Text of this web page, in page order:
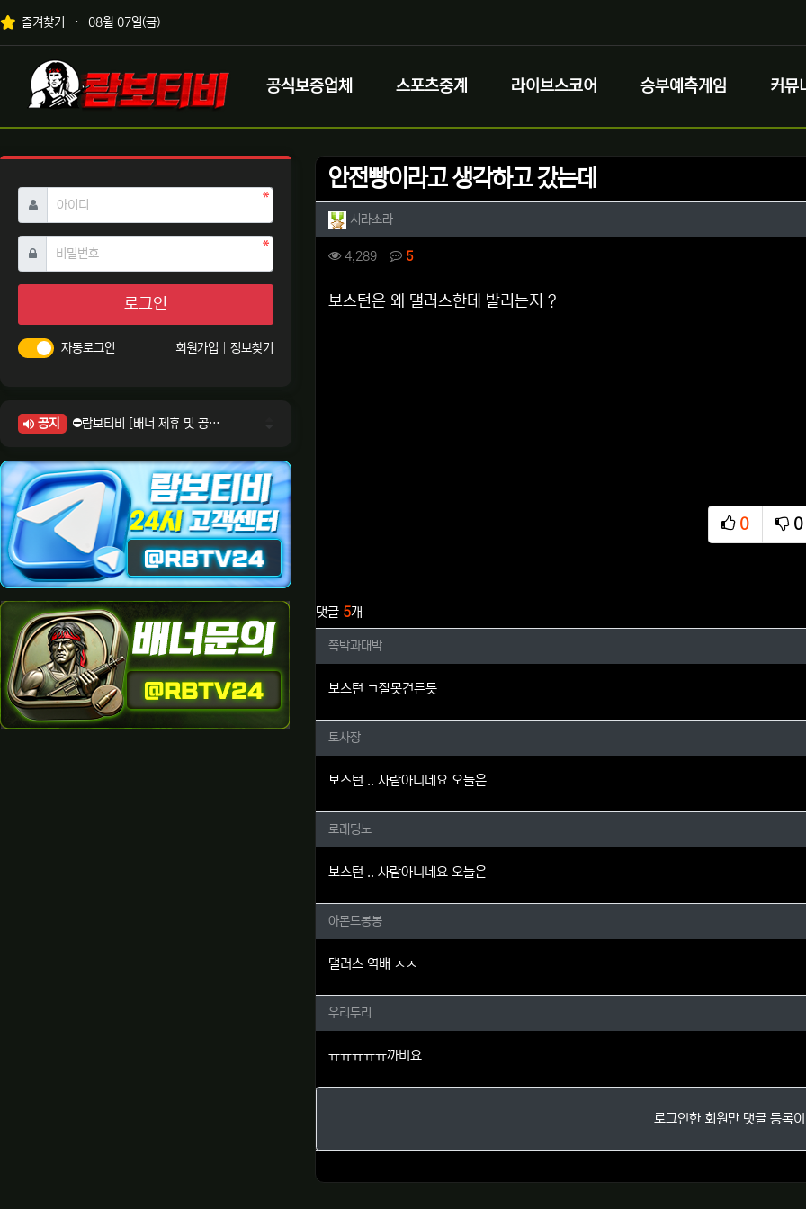
상단 네비
즐겨찾기 08월 07일(금)
메인 메뉴
로고
공식보증업체 스포츠중계 라이브스코어 승부예측게임 커뮤
안전빵이라고 생각하고 갔는데
작성자 정보
시라소라작성
컨텐츠 정보
4,289조회 5댓글
본문
보스턴은 왜 댈러스한테 발리는지 ?
0
추천
0
비
댓글 5개
쪽박과대박님의 댓글
쪽박과대박
보스턴 ㄱ잘못건든듯
토사장님의 댓글
토사장
보스턴 .. 사람아니네요 오늘은
로래딩노님의 댓글
로래딩노
보스턴 .. 사람아니네요 오늘은
아몬드봉봉님의 댓글
아몬드봉봉
댈러스 역배 ㅅㅅ
우리두리님의 댓글
우리두리
ㅠㅠㅠㅠㅠ까비요
로그인한 회원만 댓글 등록
아이디 필수
비밀번호필수
로그인
자동로그인 회원가입 정보찾기
공지
⛔람보티비 [배너 제휴 및 공식 입점 문의 안내]
⛔람보티비 [정회원 등급UP! 안내사항]
⛔람보티비 [채팅방 이용시 주의사항]
⛔람보티비 [공식보증업체 안내]